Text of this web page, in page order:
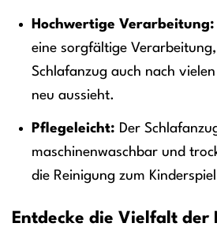
Hochwertige Verarbeitung:
eine sorgfältige
Schlafanzug auch nach
neu aussieht.
Pflegeleicht: Der
maschinenwaschbar und
die Reinigung zum
Entdecke die Vielfalt der